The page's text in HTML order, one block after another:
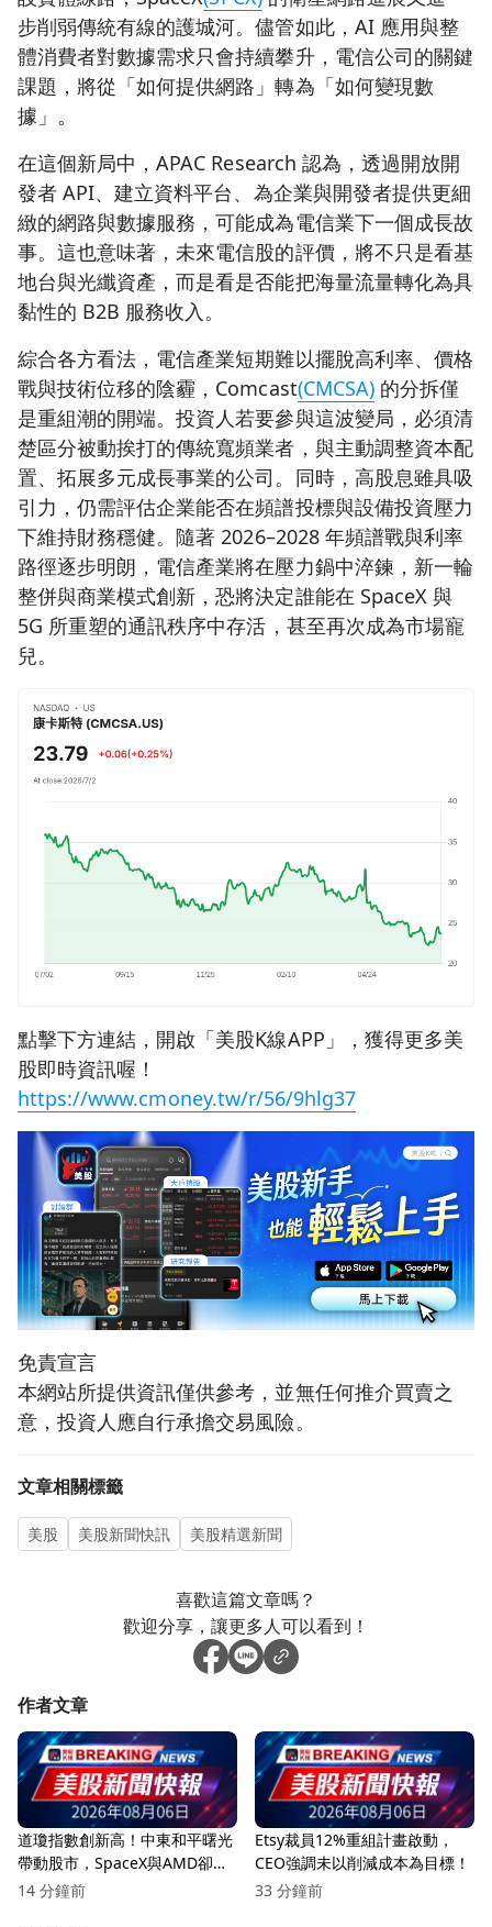
步削弱傳統有線的護城河。儘管如此，AI 應用與整
體消費者對數據需求只會持續攀升，電信公司的關鍵
課題，將從「如何提供網路」轉為「如何變現數
據」。
在這個新局中，APAC Research 認為，透過開放開
發者 API、建立資料平台、為企業與開發者提供更細
緻的網路與數據服務，可能成為電信業下一個成長故
事。這也意味著，未來電信股的評價，將不只是看基
地台與光纖資產，而是看是否能把海量流量轉化為具
黏性的 B2B 服務收入。
綜合各方看法，電信產業短期難以擺脫高利率、價格
戰與技術位移的陰霾，Comcast(CMCSA)的分拆僅
是重組潮的開端。投資人若要參與這波變局，必須清
楚區分被動挨打的傳統寬頻業者，與主動調整資本配
置、拓展多元成長事業的公司。同時，高股息雖具吸
引力，仍需評估企業能否在頻譜投標與設備投資壓力
下維持財務穩健。隨著 2026–2028 年頻譜戰與利率
路徑逐步明朗，電信產業將在壓力鍋中淬鍊，新一輪
整併與商業模式創新，恐將決定誰能在 SpaceX 與
5G 所重塑的通訊秩序中存活，甚至再次成為市場寵
兒。
點擊下方連結，開啟「美股K線APP」，獲得更多美
股即時資訊喔！
https://www.cmoney.tw/r/56/9hlg37
免責宣言
本網站所提供資訊僅供參考，並無任何推介買賣之
意，投資人應自行承擔交易風險。
文章相關標籤
美股 美股新聞快訊 美股精選新聞
喜歡這篇文章嗎？
歡迎分享，讓更多人可以看到！
作者文章
道瓊指數創新高！中東和平曙光
帶動股市，SpaceX與AMD卻遭
重挫
14 分鐘前
Etsy裁員12%重組計畫啟動，
CEO強調未以削減成本為目標！
33 分鐘前